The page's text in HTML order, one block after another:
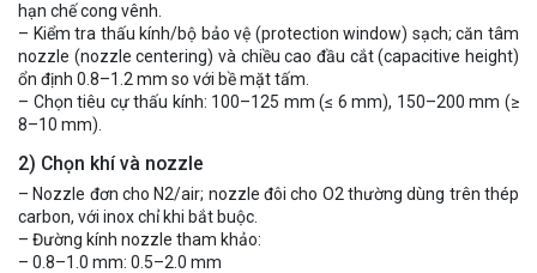
hạn chế cong vênh.
– Kiểm tra thấu kính/bộ bảo vệ (protection window) sạch; căn tâm
nozzle (nozzle centering) và chiều cao đầu cắt (capacitive height)
ổn định 0.8–1.2 mm so với bề mặt tấm.
– Chọn tiêu cự thấu kính: 100–125 mm (≤ 6 mm), 150–200 mm (≥
8–10 mm).
2) Chọn khí và nozzle
– Nozzle đơn cho N2/air; nozzle đôi cho O2 thường dùng trên thép
carbon, với inox chỉ khi bắt buộc.
– Đường kính nozzle tham khảo:
– 0.8–1.0 mm: 0.5–2.0 mm